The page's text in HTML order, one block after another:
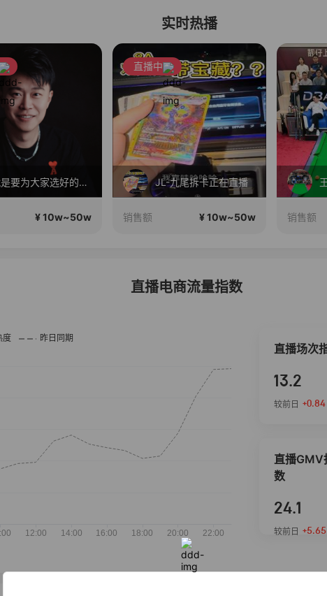
实时热播
就是要为大家选好的产品！做好的价格，不随波逐流！加油！
¥ 10w~50w
直播中
JL-九尾拆卡正在直播
销售额 ¥ 10w~50w 销售额
直播电商流量指数
直播场次
13.2
较前日 +0.84
直播GMV
数
24.1
较前日 +5.65